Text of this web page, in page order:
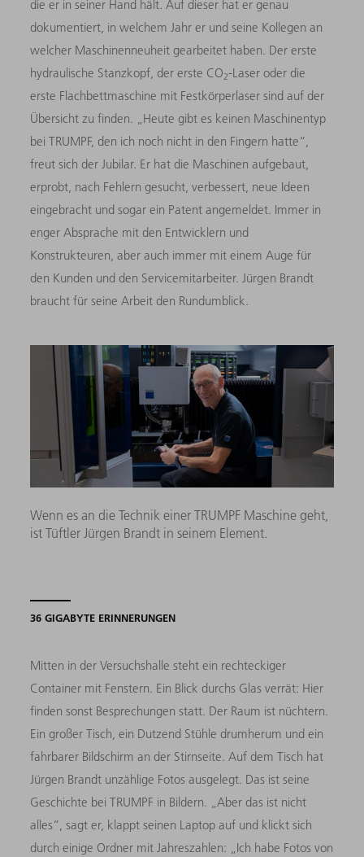
die er in seiner Hand hält. Auf dieser hat er genau
dokumentiert, in welchem Jahr er und seine Kollegen an
welcher Maschinenneuheit gearbeitet haben. Der erste
hydraulische Stanzkopf, der erste CO2-Laser oder die
erste Flachbettmaschine mit Festkörperlaser sind auf der
Übersicht zu finden. „Heute gibt es keinen Maschinentyp
bei TRUMPF, den ich noch nicht in den Fingern hatte“,
freut sich der Jubilar. Er hat die Maschinen aufgebaut,
erprobt, nach Fehlern gesucht, verbessert, neue Ideen
eingebracht und sogar ein Patent angemeldet. Immer in
enger Absprache mit den Entwicklern und
Konstrukteuren, aber auch immer mit einem Auge für
den Kunden und den Servicemitarbeiter. Jürgen Brandt
braucht für seine Arbeit den Rundumblick.
Wenn es an die Technik einer TRUMPF Maschine geht,
ist Tüftler Jürgen Brandt in seinem Element.
36 GIGABYTE ERINNERUNGEN
Mitten in der Versuchshalle steht ein rechteckiger
Container mit Fenstern. Ein Blick durchs Glas verrät: Hier
finden sonst Besprechungen statt. Der Raum ist nüchtern.
Ein großer Tisch, ein Dutzend Stühle drumherum und ein
fahrbarer Bildschirm an der Stirnseite. Auf dem Tisch hat
Jürgen Brandt unzählige Fotos ausgelegt. Das ist seine
Geschichte bei TRUMPF in Bildern. „Aber das ist nicht
alles“, sagt er, klappt seinen Laptop auf und klickt sich
durch einige Ordner mit Jahreszahlen: „Ich habe Fotos von